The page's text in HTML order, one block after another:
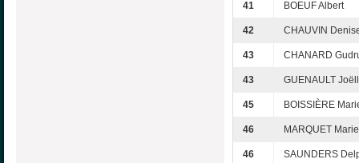
41 BOEUF Albert
42 CHAUVIN
43 CHANARD
43 GUENAULT
45 BOISSIÈRE
46 MARQUET
46 SAUNDERS